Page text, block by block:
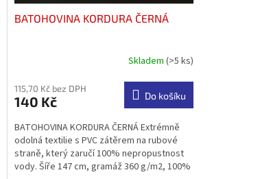
BATOHOVINA KORDURA ČERNÁ
produktu
je
z
5
hvězdiček.
Skladem (>5 ks)
115,70 Kč bez DPH
140 Kč Do košíku
BATOHOVINA KORDURA ČERNÁ Extrémně
odolná textilie s PVC zátěrem na rubové
straně, který zaručí 100% nepropustnost
vody. Šíře 147 cm, gramáž 360 g/m2, 100%